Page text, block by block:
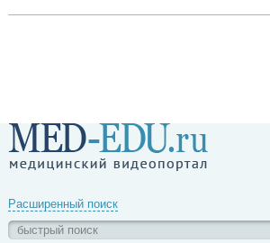
Расширенный поиск